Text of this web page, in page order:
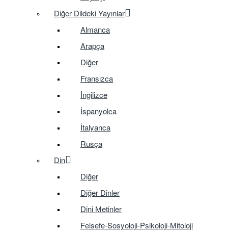
Diğer Dildeki Yayınlar
Almanca
Arapça
Diğer
Fransızca
İngilizce
İspanyolca
İtalyanca
Rusça
Din
Diğer
Diğer Dinler
Dini Metinler
Felsefe-Sosyoloji-Psikoloji-Mitoloji